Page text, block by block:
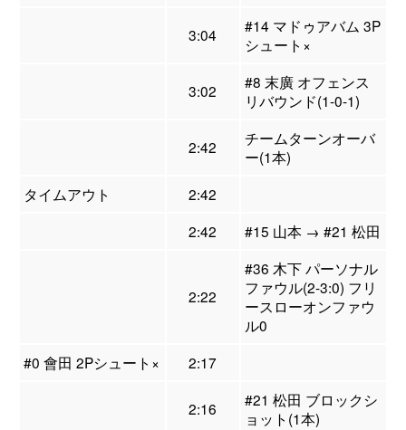
3:04
#14 マドゥアバム 3P
シュート×
3:02
#8 末廣 オフェンス
リバウンド(1-0-1)
2:42
チームターンオーバ
ー(1本)
タイムアウト
2:42
2:42
#15 山本 → #21 松田
2:22
#36 木下 パーソナル
ファウル(2-3:0) フリ
ースローオンファウ
ル0
#0 會田 2Pシュート×
2:17
2:16
#21 松田 ブロックシ
ョット(1本)